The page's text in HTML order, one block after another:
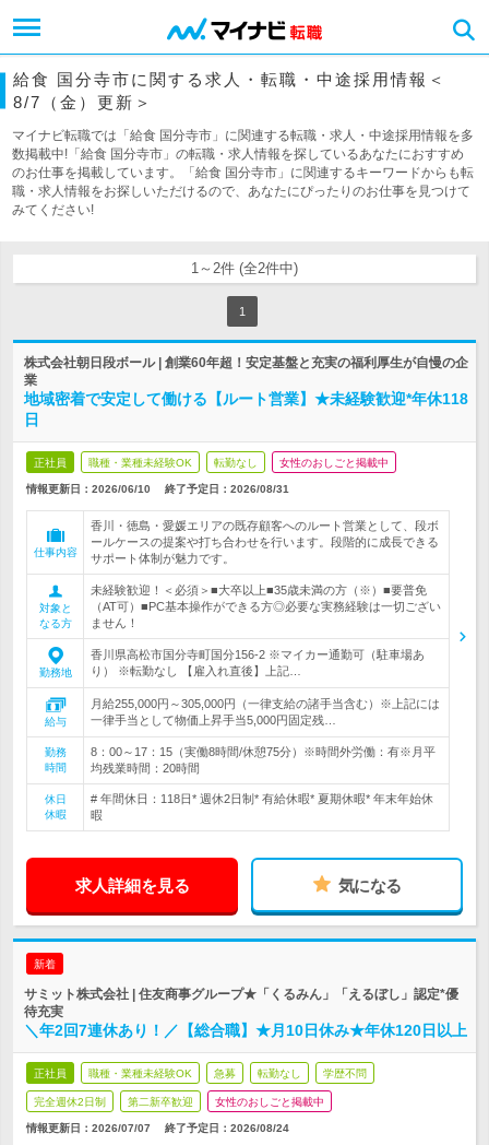
給食 国分寺市に関する求人・転職・中途採用情報＜
8/7（金）更新＞
マイナビ転職では「給食 国分寺市」に関連する転職・求人・中途採用情報を多
数掲載中!「給食 国分寺市」の転職・求人情報を探しているあなたにおすすめ
のお仕事を掲載しています。「給食 国分寺市」に関連するキーワードからも転
職・求人情報をお探しいただけるので、あなたにぴったりのお仕事を見つけて
みてください!
1～2件 (全2件中)
1
株式会社朝日段ボール | 創業60年超！安定基盤と充実の福利厚生が自慢の企
業
地域密着で安定して働ける【ルート営業】★未経験歓迎*年休118
日
正社員 職種・業種未経験OK 転勤なし 女性のおしごと掲載中
情報更新日：2026/06/10 終了予定日： 2026/08/31
仕事内容
香川・徳島・愛媛エリアの既存顧客へのルート営業として、段ボ
ールケースの提案や打ち合わせを行います。段階的に成長できる
サポート体制が魅力です。
対象と
なる方
未経験歓迎！＜必須＞■大卒以上■35歳未満の方（※）■要普免
（AT可）■PC基本操作ができる方◎必要な実務経験は一切ござい
ません！
勤務地
香川県高松市国分寺町国分156-2 ※マイカー通勤可（駐車場あ
り） ※転勤なし 【雇入れ直後】上記…
給与
月給255,000円～305,000円（一律支給の諸手当含む）※上記には
一律手当として物価上昇手当5,000円固定残…
勤務
時間
8：00～17：15（実働8時間/休憩75分）※時間外労働：有※月平
均残業時間：20時間
休日
休暇
# 年間休日：118日* 週休2日制* 有給休暇* 夏期休暇* 年末年始休
暇
求人詳細を見る 気になる
新着
サミット株式会社 | 住友商事グループ★「くるみん」「えるぼし」認定*優
待充実
＼年2回7連休あり！／【総合職】★月10日休み★年休120日以上
正社員 職種・業種未経験OK 急募 転勤なし 学歴不問
完全週休2日制 第二新卒歓迎 女性のおしごと掲載中
情報更新日：2026/07/07 終了予定日： 2026/08/24